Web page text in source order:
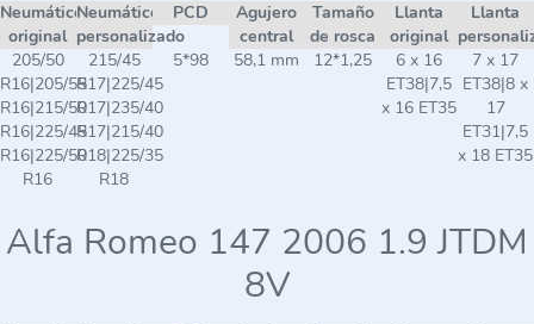
Neumático
original
Neumático
personalizado
PCD
Agujero
central
Tamaño
de rosca
Llanta
original
Llanta
205/50
R16|205/55
R16|215/50
R16|225/45
R16|225/50
R16
215/45
R17|225/45
R17|235/40
R17|215/40
R18|225/35
R18
5*98 58,1 mm 12*1,25
6 x 16
ET38|7,5
x 16 ET35
7 x 17
ET38|8 x
17
ET31|7,5
x 18 ET35
Alfa Romeo 147 2006 1.9 JTDM
8V